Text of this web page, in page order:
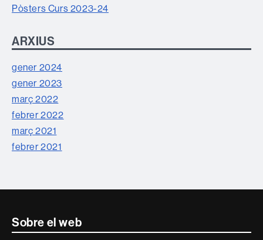
Pòsters Curs 2023-24
ARXIUS
gener 2024
gener 2023
març 2022
febrer 2022
març 2021
febrer 2021
Contacte
Sobre el web